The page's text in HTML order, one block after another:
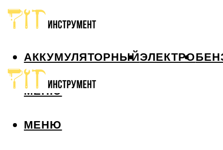
АККУМУЛЯТОРНЫЙЭЛЕКТРО
МЕНЮ
МЕНЮ